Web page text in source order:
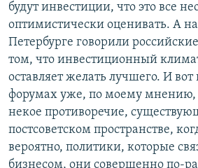
будут инвестиции, что это все
оптимистически оценивать. А
Петербурге говорили
том, что инвестиционный
оставляет желать лучшего. И вот
форумах уже, по моему мнению,
некое противоречие,
постсоветском пространстве,
вероятно, политики, которые
бизнесом, они совершенно по-